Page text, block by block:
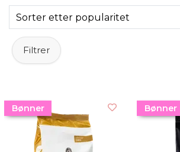
Filtrer
Bønner Bønner